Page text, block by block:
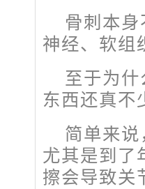
骨刺本
神经、软组
至于为
东西还真不
简单来
尤其是到了
擦会导致关